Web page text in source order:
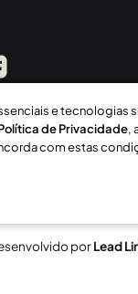
LTDA
porLead
e tecnologias
de Privacidade,
com estas